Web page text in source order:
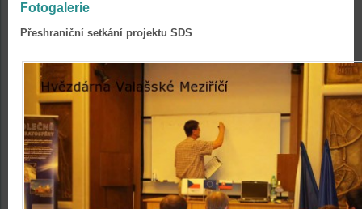
Fotogalerie
Přeshraniční setkání projektu SDS